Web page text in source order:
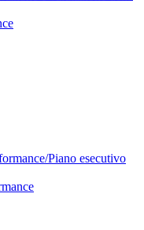
Piano esecutivo